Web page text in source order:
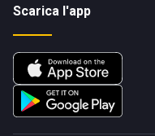
Scarica l'app